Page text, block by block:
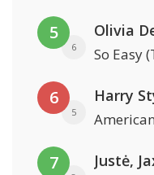
5
6
Olivia
So Easy
6
5
Harry
7 Justė,